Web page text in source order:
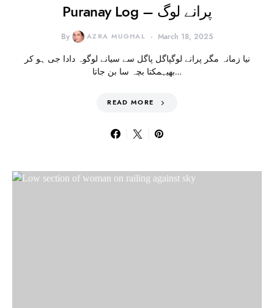
Puranay Log – پرانے لوگ
By AZRA MUGHAL March 18, 2025
نیا زمانہ مگر پرانے لوگپاگل پاگل سے سیانے لوگوہ دادا جی ہو کر
بھیہمکتا بچہ سا بن جاتا…
READ MORE